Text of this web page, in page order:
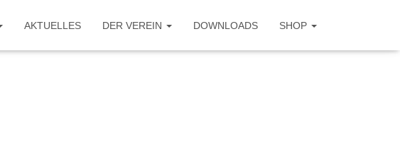
AKTUELLES DER VEREIN DOWNLOADS SHOP